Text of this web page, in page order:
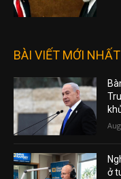
BÀI VIẾT MỚI NHẤT
ở